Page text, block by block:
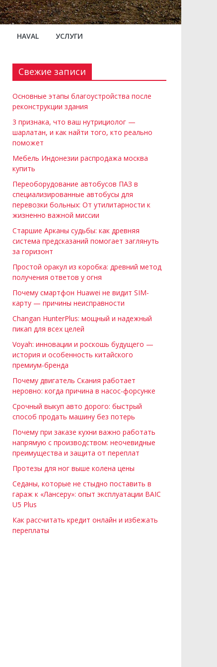
HAVAL УСЛУГИ
Свежие записи
Основные этапы благоустройства после
реконструкции здания
3 признака, что ваш нутрициолог —
шарлатан, и как найти того, кто реально
поможет
Мебель Индонезии распродажа москва
купить
Переоборудование автобусов ПАЗ в
специализированные автобусы для
перевозки больных: От утилитарности к
жизненно важной миссии
Старшие Арканы судьбы: как древняя
система предсказаний помогает заглянуть
за горизонт
Простой оракул из коробка: древний метод
получения ответов у огня
Почему смартфон Huawei не видит SIM-
карту — причины неисправности
Changan HunterPlus: мощный и надежный
пикап для всех целей
Voyah: инновации и роскошь будущего —
история и особенность китайского
премиум-бренда
Почему двигатель Скания работает
неровно: когда причина в насос-форсунке
Срочный выкуп авто дорого: быстрый
способ продать машину без потерь
Почему при заказе кухни важно работать
напрямую с производством: неочевидные
преимущества и защита от переплат
Протезы для ног выше колена цены
Седаны, которые не стыдно поставить в
гараж к «Лансеру»: опыт эксплуатации BAIC
U5 Plus
Как рассчитать кредит онлайн и избежать
переплаты